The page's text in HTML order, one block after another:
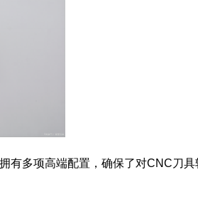
有多项高端配置，确保了对CNC刀